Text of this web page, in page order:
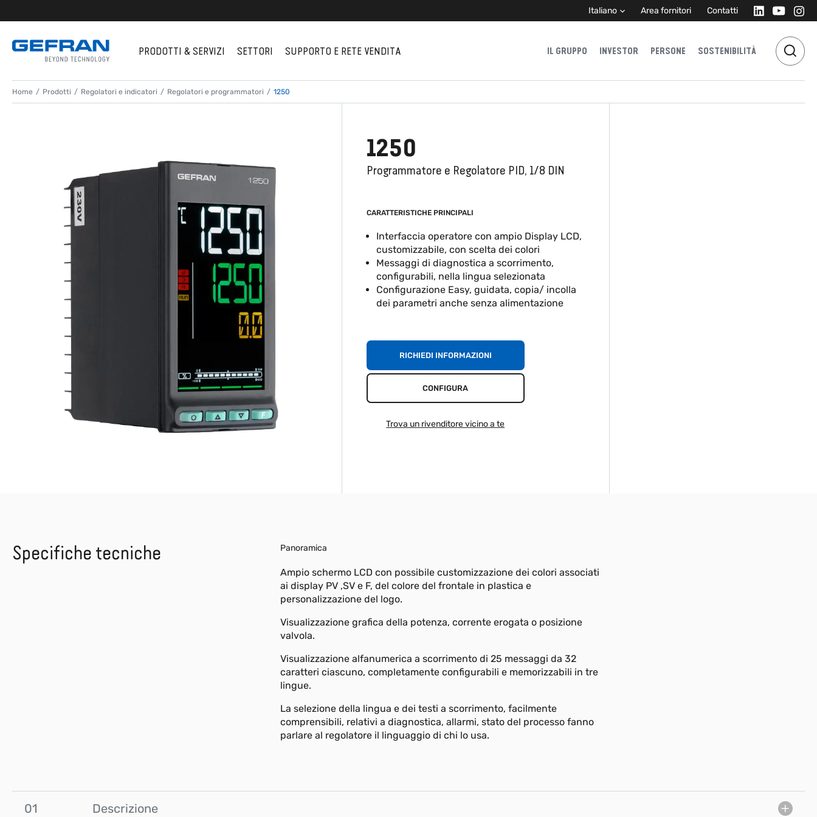
Italiano Area fornitori Contatti
PRODOTTI & SERVIZI SETTORI SUPPORTO E RETE VENDITA IL GRUPPO INVESTOR PERSONE SOSTENIBILITÀ
Home Prodotti Regolatori e indicatori Regolatori e programmatori 1250
1250
Programmatore e Regolatore PID, 1/8 DIN
CARATTERISTICHE PRINCIPALI
Interfaccia operatore con ampio Display LCD,
customizzabile, con scelta dei colori
Messaggi di diagnostica a scorrimento,
configurabili, nella lingua selezionata
Configurazione Easy, guidata, copia/ incolla
dei parametri anche senza alimentazione
RICHIEDI INFORMAZIONI
CONFIGURA
Trova un rivenditore vicino a te
Specifiche tecniche Panoramica
Ampio schermo LCD con possibile customizzazione dei colori associati
ai display PV ,SV e F, del colore del frontale in plastica e
personalizzazione del logo.
Visualizzazione grafica della potenza, corrente erogata o posizione
valvola.
Visualizzazione alfanumerica a scorrimento di 25 messaggi da 32
caratteri ciascuno, completamente configurabili e memorizzabili in tre
lingue.
La selezione della lingua e dei testi a scorrimento, facilmente
comprensibili, relativi a diagnostica, allarmi, stato del processo fanno
parlare al regolatore il linguaggio di chi lo usa.
01 Descrizione